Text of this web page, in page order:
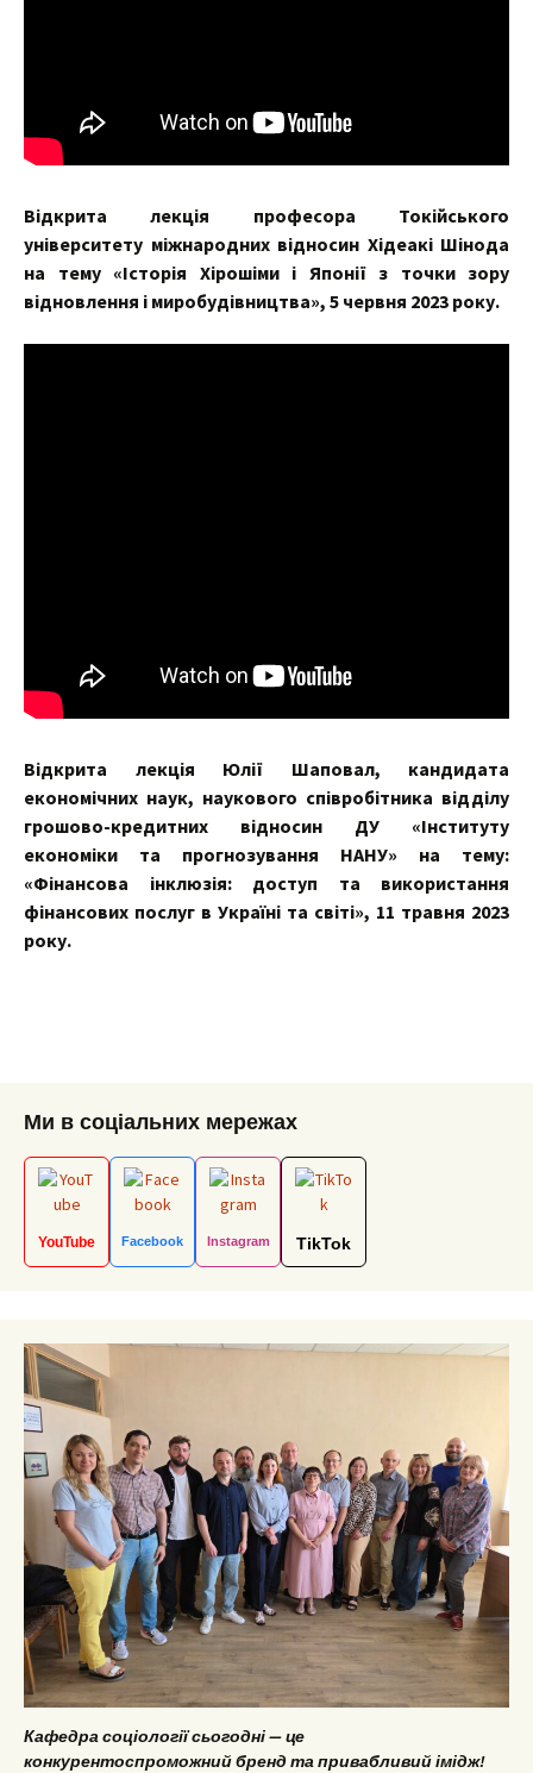
Відкрита лекція професора Токійського
університету міжнародних відносин Хідеакі Шінода
на тему «Історія Хірошіми і Японії з точки зору
відновлення і миробудівництва», 5 червня 2023 року.
Відкрита лекція Юлії Шаповал, кандидата
економічних наук, наукового співробітника відділу
грошово-кредитних відносин ДУ «Інституту
економіки та прогнозування НАНУ» на тему:
«Фінансова інклюзія: доступ та використання
фінансових послуг в Україні та світі», 11 травня 2023
року.
Ми в соціальних мережах
YouTube Facebook Instagram TikTok
Кафедра соціології сьогодні — це
конкурентоспроможний бренд та привабливий імідж!